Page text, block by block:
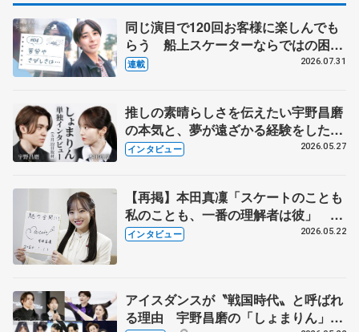
同じ演目で120回お客様に楽しんでも
らう 船上スケーターならではの困難
とは 影響あったPIW前キャプテン松
連載 2026.07.31
推しの素晴らしさを伝えたい宇野昌磨
の本気と、夢が遠ざかる経験をした本
田真凜の覚悟
インタビュー 2026.05.27
【再掲】本田真凜「スケートのことも
私のことも、一番の理解者は彼」 引
退時の単独インタビューで語った競技
インタビュー 2026.05.22
アイスダンスが〝戦国時代〟と呼ばれ
る理由 宇野昌磨の「しょまりん」ら